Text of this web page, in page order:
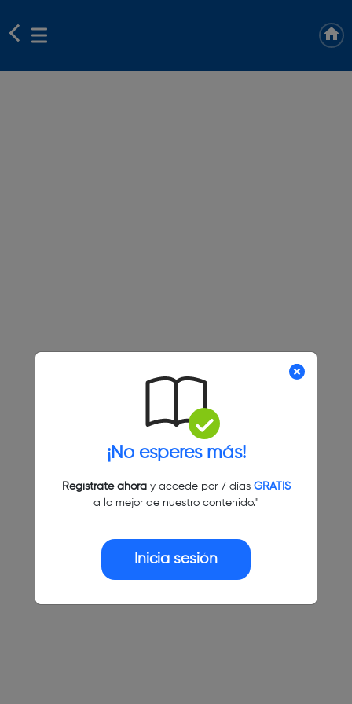
¡No esperes más!
Regístrate ahoray accede por 7 días GRATIS
a lo mejor de nuestro contenido."
Inicia sesión